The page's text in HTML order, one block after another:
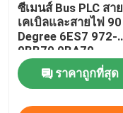
ซีเมนส์ Bus PLC สาย
เคเบิลและสายไฟ 90
Degree 6ES7 972-
0BB70 0BA70
ราคาถูกที่สุด